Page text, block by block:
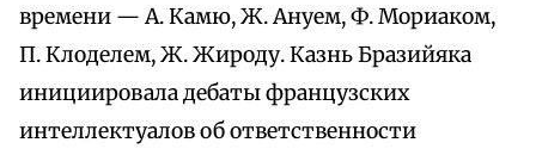
времени — А. Камю, Ж. Ануем, Ф. Мориаком,
П. Клоделем, Ж. Жироду. Казнь Бразийяка
инициировала дебаты французских
интеллектуалов об ответственности